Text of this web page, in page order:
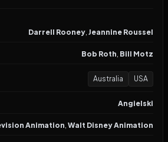
Darrell Rooney, Jeannine Roussel
Bob Roth, Bill Motz
Australia USA
Angielski
Animation, Walt Disney Animation